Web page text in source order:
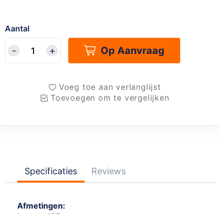
Aantal
Op Aanvraag
Voeg toe aan verlanglijst
Toevoegen om te vergelijken
Specificaties Reviews
Afmetingen: